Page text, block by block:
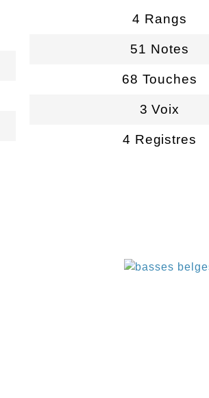
4 Rangs
51 Notes
68 Touches
3 Voix
4 Registres